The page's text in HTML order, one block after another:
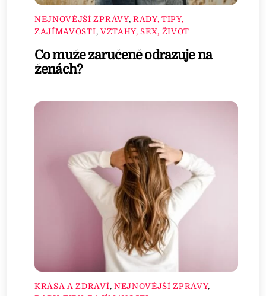
NEJNOVĚJŠÍ ZPRÁVY, RADY, TIPY,
ZAJÍMAVOSTI, VZTAHY, SEX, ŽIVOT
Co muže zaručeně odrazuje na
ženách?
KRÁSA A ZDRAVÍ, NEJNOVĚJŠÍ ZPRÁVY,